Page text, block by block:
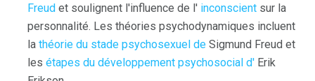
Freud et soulignent l'influence de l' inconscient sur la
personnalité. Les théories psychodynamiques incluent
la théorie du stade psychosexuel de Sigmund Freud et
les étapes du développement psychosocial d' Erik